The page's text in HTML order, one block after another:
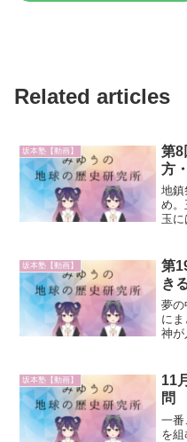
Related articles
坂本塾【動画】
第
方
地鎮
め。
玉に
金
って
坂本塾【動画】
第
き
夢の
に
神
女
り、
坂本塾【動画】
11
問
一番
を